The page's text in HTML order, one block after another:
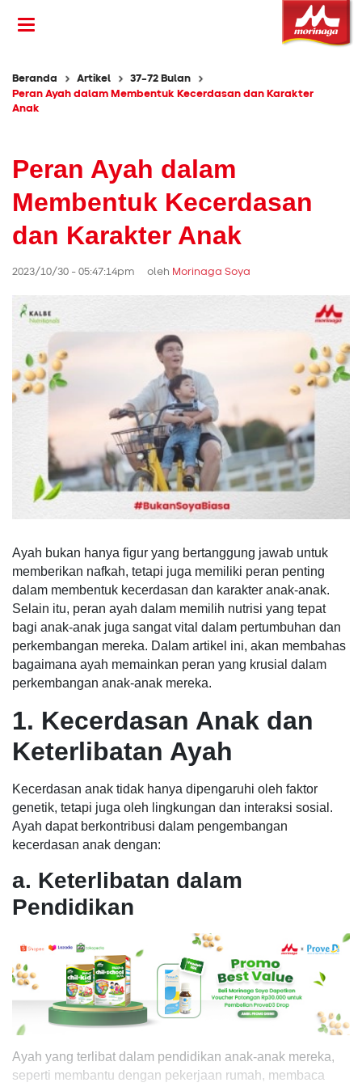
Beranda Artikel
37-72 Bulan
Peran Ayah dalam Membentuk Kecerdasan dan Karakter
Anak
Peran Ayah dalam
Membentuk Kecerdasan
dan Karakter Anak
2023/10/30 - 05:47:14pm oleh Morinaga Soya
Ayah bukan hanya figur yang bertanggung jawab untuk
memberikan nafkah, tetapi juga memiliki peran penting
dalam membentuk kecerdasan dan karakter anak-anak.
Selain itu, peran ayah dalam memilih nutrisi yang tepat
bagi anak-anak juga sangat vital dalam pertumbuhan dan
perkembangan mereka. Dalam artikel ini, akan membahas
bagaimana ayah memainkan peran yang krusial dalam
perkembangan anak-anak mereka.
1. Kecerdasan Anak dan
Keterlibatan Ayah
Kecerdasan anak tidak hanya dipengaruhi oleh faktor
genetik, tetapi juga oleh lingkungan dan interaksi sosial.
Ayah dapat berkontribusi dalam pengembangan
kecerdasan anak dengan:
a. Keterlibatan dalam
Pendidikan
Ayah yang terlibat dalam pendidikan anak-anak mereka,
seperti membantu dengan pekerjaan rumah, membaca